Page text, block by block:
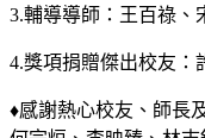
3.輔導導師：王百祿、
4.獎項捐贈傑出校友：
♦️感謝熱心校友、師長